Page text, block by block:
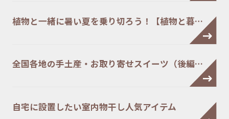
植物と一緒に暑い夏を乗り切ろう！【植物と暮…
全国各地の手土産・お取り寄せスイーツ（後編…
自宅に設置したい室内物干し人気アイテム